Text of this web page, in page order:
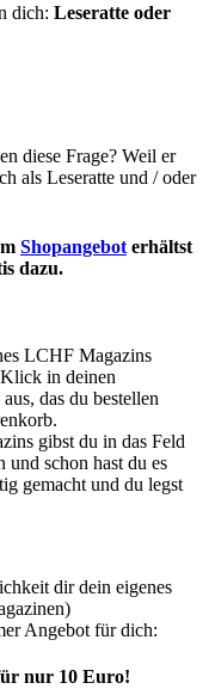
dich: Leseratte oder
diese Frage? Weil er
als Leseratte und / oder
Shopangebot erhältst
dazu.
LCHF Magazins
in deinen
das du bestellen
gibst du in das Feld
schon hast du es
gemacht und du legst
dir dein eigenes
Angebot für dich:
nur 10 Euro!